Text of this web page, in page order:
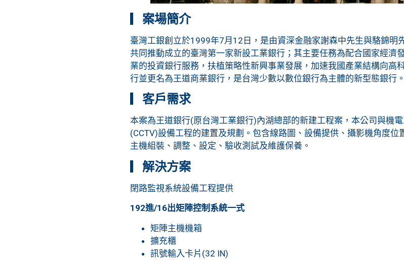
案場簡介
臺灣工銀創立於1999年7月12日，是由資深金融家謝森中先生與駱錦明
共同推動成立的臺灣第一家新設工業銀行；其主要任務為配合國家經濟
業的投資銀行服務，扶植策略性新興事業發展，加速我國產業結構向高
行並更名為王道商業銀行，是台灣少數以數位銀行為主體的新型態銀行。
客戶需求
本案為王道銀行(原台灣工業銀行)內湖總部的新建工程案，本公司與機
(CCTV)設備工程的建置及規劃。包含線路圖、設備提供、攝影機角度位
主機組裝、調整、設定、驗收測試及維護保養。
解決方案
閉路監視系統設備工程提供
192進/16出矩陣控制系統一式
矩陣主機機箱
擴充櫃
訊號輸入卡片(32 IN)